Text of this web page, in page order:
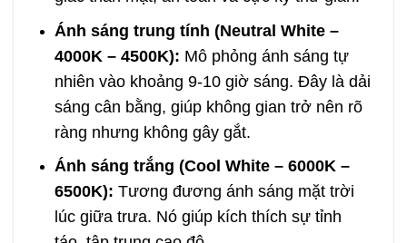
Ánh sáng trung tính (Neutral White –
4000K – 4500K): Mô phỏng ánh sáng tự
nhiên vào khoảng 9-10 giờ sáng. Đây là dải
sáng cân bằng, giúp không gian trở nên rõ
ràng nhưng không gây gắt.
Ánh sáng trắng (Cool White – 6000K –
6500K): Tương đương ánh sáng mặt trời
lúc giữa trưa. Nó giúp kích thích sự tỉnh